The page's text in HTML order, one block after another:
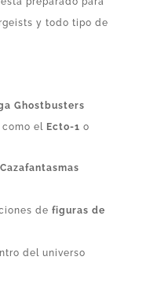
y todo tipo de
Ghostbusters
como el Ecto-1 o
Cazafantasmas
de figuras de
del universo